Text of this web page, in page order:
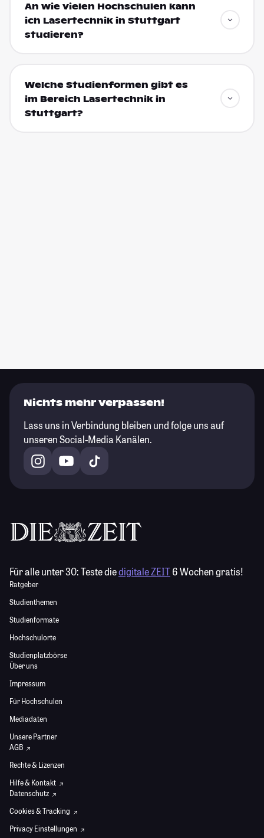
An wie vielen Hochschulen kann
ich Lasertechnik in Stuttgart
studieren?
Welche Studienformen gibt es
im Bereich Lasertechnik in
Stuttgart?
Nichts mehr verpassen!
Lass uns in Verbindung bleiben und folge uns auf
unseren Social-Media Kanälen.
Für alle unter 30:Teste diedigitale ZEIT6 Wochen gratis!
Ratgeber
Studienthemen
Studienformate
Hochschulorte
Studienplatzbörse
Über uns
Impressum
Für Hochschulen
Mediadaten
Unsere Partner
AGB
Rechte & Lizenzen
Hilfe & Kontakt
Datenschutz
Cookies & Tracking
Privacy Einstellungen